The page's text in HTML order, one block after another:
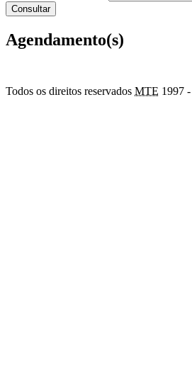
Agendamento(s)
Todos os direitos reservados MTE 1997 -